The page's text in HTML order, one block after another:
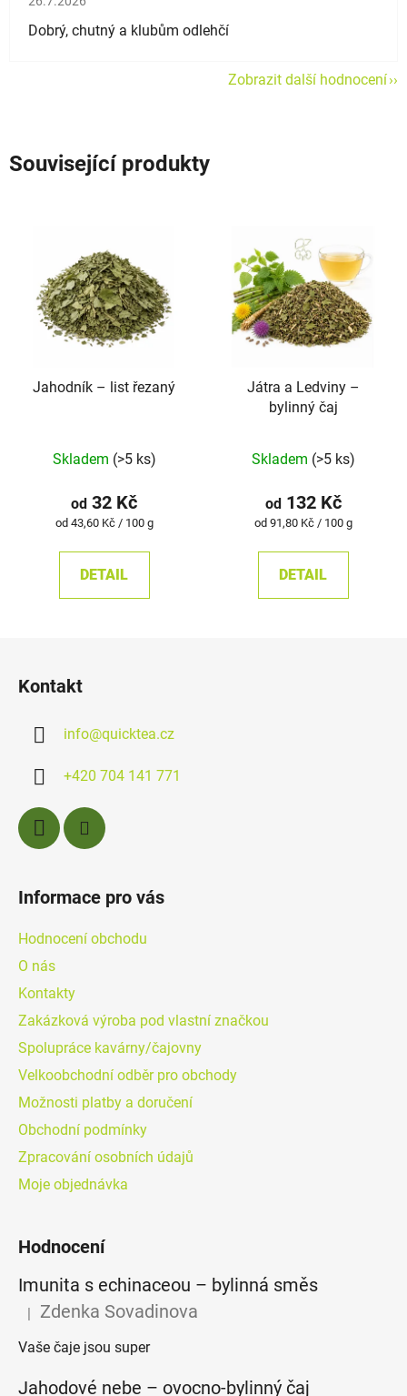
Dobrý, chutný a klubům odlehčí
Zobrazit další hodnocení
Související produkty
Jahodník –⁠⁠⁠⁠⁠ list řezaný
Skladem (>5 ks)
od 32 Kč
Měrná
od 43,60 Kč / 100 g
DETAIL
Játra a Ledviny –⁠⁠⁠⁠⁠
bylinný čaj
hodnocení
produktu
je
z
Skladem (>5 ks)
od132 Kč
Měrná
od 91,80 Kč / 100 g
DETAIL
Kontakt
info@quicktea.cz
+420 704 141 771
Informace pro vás
Hodnocení obchodu
O nás
Kontakty
Zakázková výroba pod vlastní značkou
Spolupráce kavárny/čajovny
Velkoobchodní odběr pro obchody
Možnosti platby a doručení
Obchodní podmínky
Zpracování osobních údajů
Moje objednávka
Hodnocení
Imunita s echinaceou – bylinná směs
Hodnocení produktu je 5 z 5 hvězdiček.
| Zdenka Sovadinova
Vaše čaje jsou super
Jahodové nebe – ovocno-bylinný čaj